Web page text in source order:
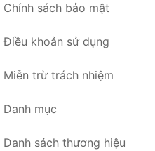
Chính sách bảo mật
Điều khoản sử dụng
Miễn trừ trách nhiệm
Danh mục
Danh sách thương hiệu